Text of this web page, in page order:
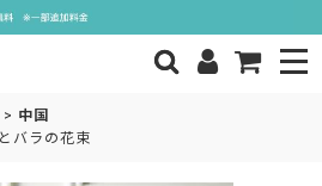
> 中国
バラの花束